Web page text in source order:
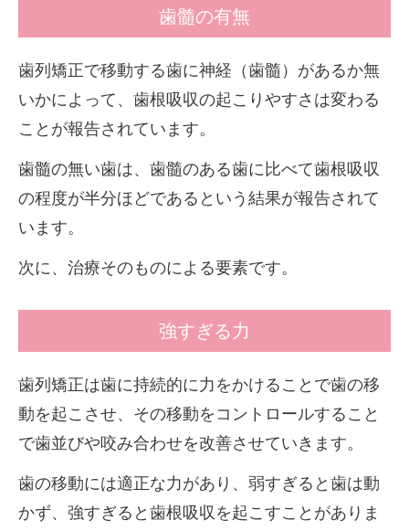
歯髓の有無
歯列矯正で移動する歯に神経（歯髓）があるか無
いかによって、歯根吸収の起こりやすさは変わる
ことが報告されています。
歯髓の無い歯は、歯髓のある歯に比べて歯根吸収
の程度が半分ほどであるという結果が報告されて
います。
次に、治療そのものによる要素です。
強すぎる力
歯列矯正は歯に持続的に力をかけることで歯の移
動を起こさせ、その移動をコントロールすること
で歯並びや咬み合わせを改善させていきます。
歯の移動には適正な力があり、弱すぎると歯は動
かず、強すぎると歯根吸収を起こすことがありま